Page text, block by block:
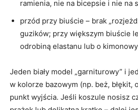
ramienia, nie na bicepsie i nie na
przód przy biuście – brak
guzików; przy większym biuście
odrobiną elastanu lub o
Jeden biały model „garniturowy” i
w kolorze bazowym (np. beż, błękit,
punkt wyjścia. Jeśli koszule nosisz